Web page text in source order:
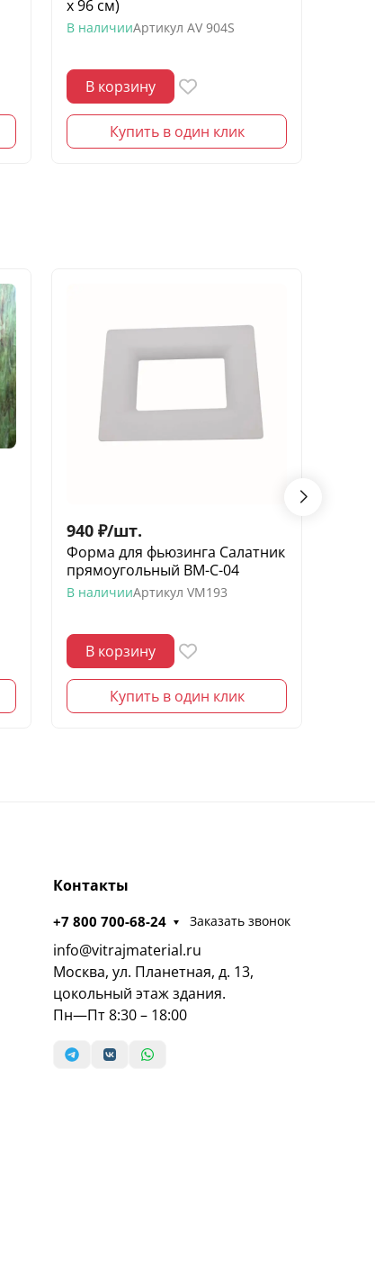
х 96 см)
В наличииАртикул AV 904S
В корзину
Купить в один клик
940 ₽/шт.
Форма для фьюзинга Салатник
прямоугольный ВМ-С-04
В наличииАртикул VM193
В корзину
Купить в один клик
Контакты
+7 800 700-68-24 Заказать звонок
info@vitrajmaterial.ru
Москва, ул. Планетная, д. 13,
цокольный этаж здания.
Пн—Пт 8:30 – 18:00